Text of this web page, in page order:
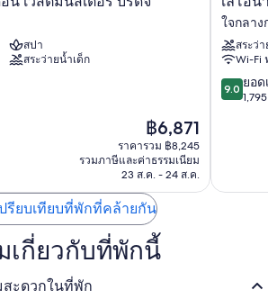
สปา
สระว่ายน้ำเด็ก
ราคา
ปัจจุบัน
คือ
฿6,871
฿6,871
ราคารวม ฿8,245
รวมภาษีและค่าธรรมเนียม
23 ส.ค. - 24 ส.ค.
นาร์
โด
รอยัล
ลอนดอน
เซนต์
พอ
ใจกลา
สระว่
Wi-Fi
9.0
จาก
9.0 ยอด
ปรียบเทียบที่พักที่คล้ายกัน
เกี่ยวกับที่พักนี้
สะดวกในที่พัก